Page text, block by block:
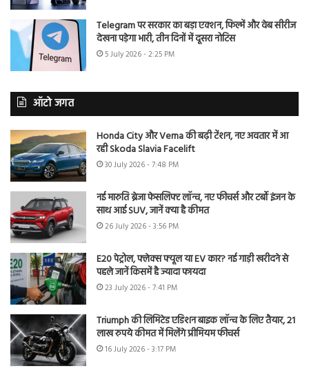
Telegram पर सरकार का बड़ा एक्शन, फिल्में और वेब सीरीज
देखना पड़ेगा भारी, तीन दिनों में दूसरा नोटिस
5 July 2026 - 2:25 PM
ऑटो जगत
Honda City और Verna की बढ़ी टेंशन, नए अवतार में आ
रही Skoda Slavia Facelift
30 July 2026 - 7:48 PM
नई मारुति ब्रेजा फेसलिफ्ट लॉन्च, नए फीचर्स और टर्बो इंजन के
साथ आई SUV, जानें क्या है कीमत
26 July 2026 - 3:56 PM
E20 पेट्रोल, फ्लेक्स फ्यूल या EV कार? नई गाड़ी खरीदने से
पहले जानें किसमें है ज्यादा फायदा
23 July 2026 - 7:41 PM
Triumph की लिमिटेड एडिशन बाइक लॉन्च के लिए तैयार, 21
लाख रुपये कीमत में मिलेंगे प्रीमियम फीचर्स
16 July 2026 - 3:17 PM